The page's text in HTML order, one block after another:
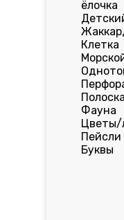
ёлочка
Клетка
Полоска
Фауна
Цветы/
Пейсли
Буквы